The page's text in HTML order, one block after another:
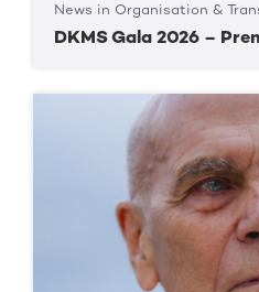
News in Organisation &
DKMS Gala 2026 –